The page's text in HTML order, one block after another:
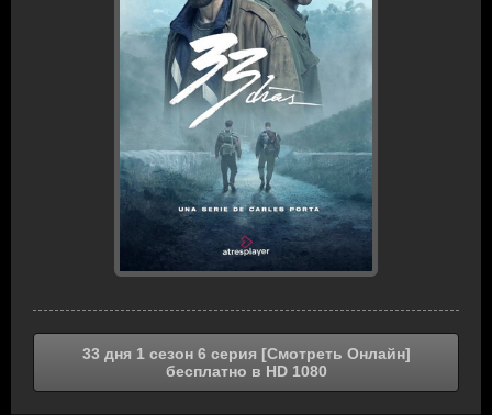
33 дня 1 сезон 6 серия [Смотреть Онлайн]
бесплатно в HD 1080